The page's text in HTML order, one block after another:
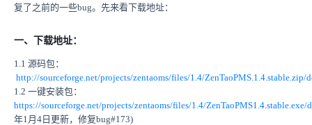
复了之前的一些bug。先来看下载地址：
一、下载地址：
1.1 源码包：
http://sourceforge.net/projects/zentaoms/files/1.4/ZenTaoPMS.1.4.stable.zip/
1.2 一键安装包：
https://sourceforge.net/projects/zentaoms/files/1.4/ZenTaoPMS1.4.stable.exe/
年1月4日更新，修复bug#173)